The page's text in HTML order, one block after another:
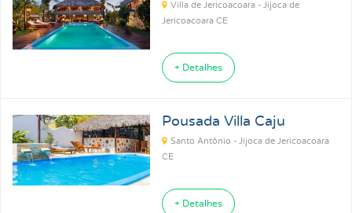
Villa de Jericoacoara - Jijoca de
Jericoacoara CE
+ Detalhes
Pousada Villa Caju
Santo Antônio - Jijoca de Jericoacoara
CE
+ Detalhes